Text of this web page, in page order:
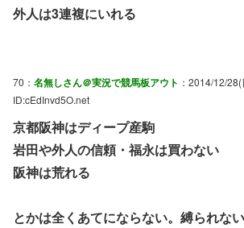
外人は3連複にいれる
70： 名無しさん＠実況で競馬板アウト ：2014/12/
ID:cEdInvd5O.net
京都阪神はディープ産駒
岩田や外人の信頼・福永は買わない
阪神は荒れる
とかは全くあてにならない。縛られな